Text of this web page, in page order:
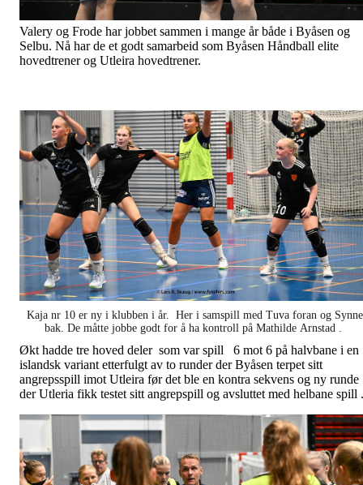
Valery og Frode har jobbet sammen i mange år både i Byåsen og
Selbu. Nå har de et godt samarbeid som Byåsen Håndball elite
hovedtrener og Utleira hovedtrener.
Kaja nr 10 er ny i klubben i år. Her i samspill med Tuva foran og Synne
bak. De måtte jobbe godt for å ha kontroll på Mathilde Arnstad .
Økt hadde tre hoved deler som var spill 6 mot 6 på halvbane i en
islandsk variant etterfulgt av to runder der Byåsen terpet sitt
angrepsspill imot Utleira før det ble en kontra sekvens og ny runde
der Utleria fikk testet sitt angrepspill og avsluttet med helbane spill